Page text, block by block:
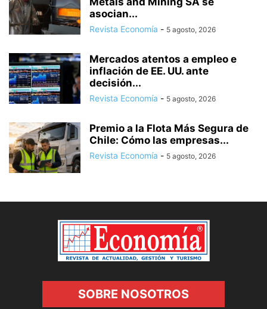
asocian...
Revista Economía - 5 agosto, 2026
Mercados atentos a empleo e
inflación de EE. UU. ante
decisión...
Revista Economía - 5 agosto, 2026
Premio a la Flota Más Segura de
Chile: Cómo las empresas...
Revista Economía - 5 agosto, 2026
SOBRE NOSOTROS